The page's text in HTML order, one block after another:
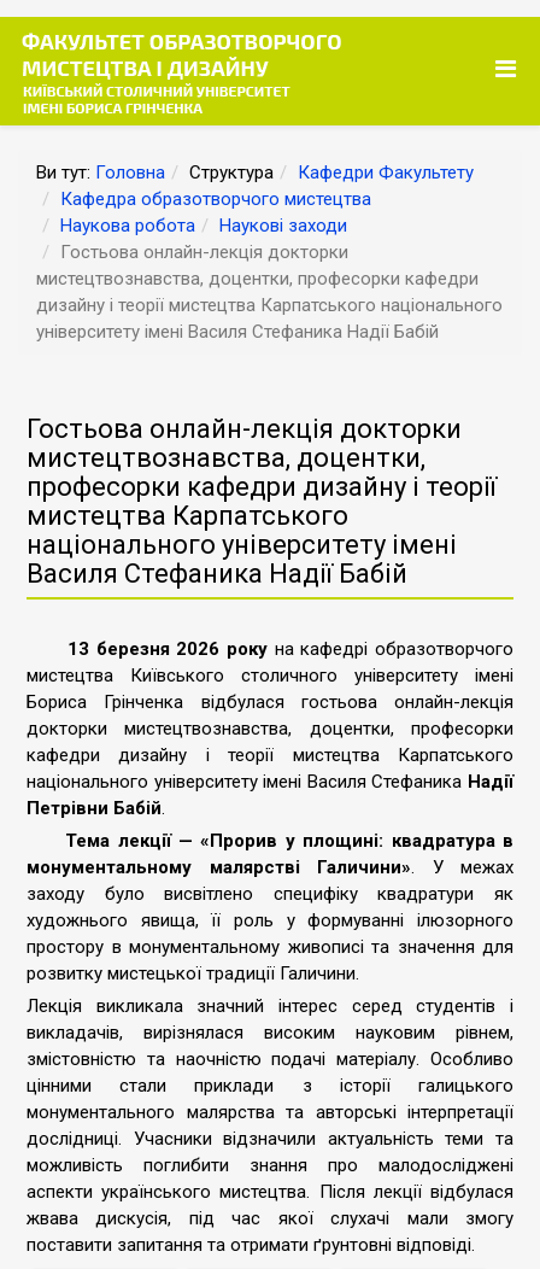
Ви тут: Головна Структура
Кафедри Факультету
Кафедра образотворчого мистецтва
Наукова робота
Наукові заходи
Гостьова онлайн-лекція докторки
мистецтвознавства, доцентки, професорки кафедри
дизайну і теорії мистецтва Карпатського національного
університету імені Василя Стефаника Надії Бабій
Гостьова онлайн-лекція докторки
мистецтвознавства, доцентки,
професорки кафедри дизайну і теорії
мистецтва Карпатського
національного університету імені
Василя Стефаника Надії Бабій
13 березня 2026 року на кафедрі образотворчого
мистецтва Київського столичного університету імені
Бориса Грінченка відбулася гостьова онлайн-лекція
докторки мистецтвознавства, доцентки, професорки
кафедри дизайну і теорії мистецтва Карпатського
національного університету імені Василя Стефаника Надії
Петрівни Бабій.
Тема лекції — «Прорив у площині: квадратура в
монументальному малярстві Галичини». У межах
заходу було висвітлено специфіку квадратури як
художнього явища, її роль у формуванні ілюзорного
простору в монументальному живописі та значення для
розвитку мистецької традиції Галичини.
Лекція викликала значний інтерес серед студентів і
викладачів, вирізнялася високим науковим рівнем,
змістовністю та наочністю подачі матеріалу. Особливо
цінними стали приклади з історії галицького
монументального малярства та авторські інтерпретації
дослідниці. Учасники відзначили актуальність теми та
можливість поглибити знання про малодосліджені
аспекти українського мистецтва. Після лекції відбулася
жвава дискусія, під час якої слухачі мали змогу
поставити запитання та отримати ґрунтовні відповіді.